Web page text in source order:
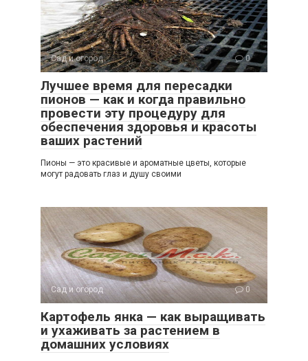
Сад и огород 0
Лучшее время для пересадки
пионов — как и когда правильно
провести эту процедуру для
обеспечения здоровья и красоты
ваших растений
Пионы — это красивые и ароматные цветы, которые
могут радовать глаз и душу своими
Сад и огород 0
Картофель янка — как выращивать
и ухаживать за растением в
домашних условиях